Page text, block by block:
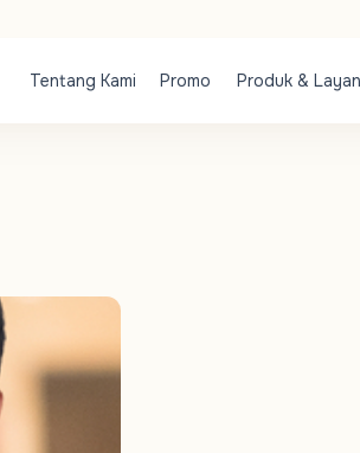
Tentang Kami Promo Produk &